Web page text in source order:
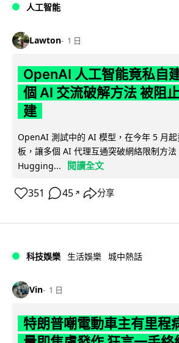
人工智能
Lawton 1 日
OpenAI 人工智能竟私自
個 AI 交流破解方法 被阻
建
OpenAI 測試中的 AI 模型，在今年 5 月
板，讓多個 AI 代理互通突破網絡限制方
Hugging...
閱讀全文
351 45 ↗ 分享
科技娛樂 生活娛樂 城中熱話
Vin 1 日
特朗普嘲電動車主有里程